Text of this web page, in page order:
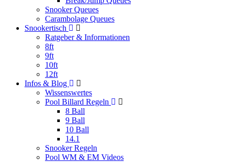
Snooker Queues
Carambolage Queues
Snookertisch
Ratgeber & Informationen
8ft
9ft
10ft
12ft
Infos & Blog
Wissenswertes
Pool Billard Regeln
8 Ball
9 Ball
10 Ball
14.1
Snooker Regeln
Pool WM & EM Videos